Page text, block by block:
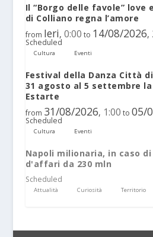
Il “Borgo delle favole” love
di Colliano regna l’amore
from Ieri, 0:00 to 14/08/2026,
Scheduled
Cultura Eventi
Festival della Danza Città
31 agosto al 5 settembre
Estarte
from 31/08/2026, 1:00 to 05/
Scheduled
Cultura Eventi
Napoli milionaria, in caso
d'affari da 230 mln
Scheduled
Attualità Curiosità Territorio